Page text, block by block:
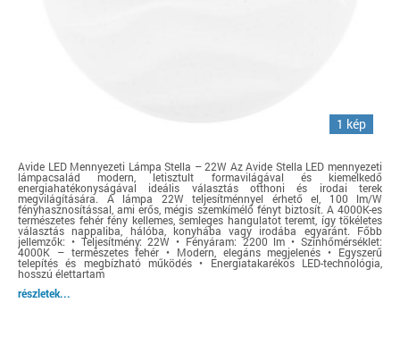
1 kép
Avide LED Mennyezeti Lámpa Stella – 22W Az Avide Stella LED mennyezeti
lámpacsalád modern, letisztult formavilágával és kiemelkedő
energiahatékonyságával ideális választás otthoni és irodai terek
megvilágítására. A lámpa 22W teljesítménnyel érhető el, 100 lm/W
fényhasznosítással, ami erős, mégis szemkímélő fényt biztosít. A 4000K-es
természetes fehér fény kellemes, semleges hangulatot teremt, így tökéletes
választás nappaliba, hálóba, konyhába vagy irodába egyaránt. Főbb
jellemzők: • Teljesítmény: 22W • Fényáram: 2200 lm • Színhőmérséklet:
4000K – természetes fehér • Modern, elegáns megjelenés • Egyszerű
telepítés és megbízható működés • Energiatakarékos LED-technológia,
hosszú élettartam
részletek...